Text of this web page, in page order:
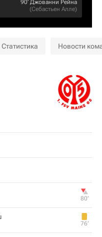
90‎’‎ Джованни Рейна
(Себастьен Алле)
Статистика Новости
80‎’‎
76‎’‎